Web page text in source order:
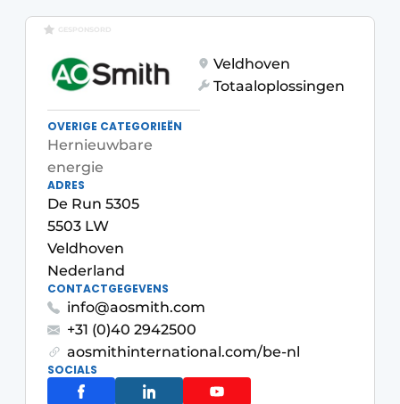
Installatie & Bouw | Platform over
installatietechniek, klimaatbeheersing en
elektriciteit
Meest gelezen
Nieuwsbrief
Podcasts
Privacy / Cookie statement
Vacature aanmelden
Video’s
GESPONSORD
Veldhoven
Totaaloplossingen
OVERIGE CATEGORIEËN
Hernieuwbare
energie
ADRES
De Run 5305
5503 LW
Veldhoven
Nederland
CONTACTGEGEVENS
info@aosmith.com
+31 (0)40 2942500
aosmithinternational.com/be-nl
SOCIALS